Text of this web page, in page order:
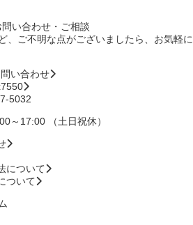
、ご不明な点がございましたら、お気軽に
い合わせ
5032
～17:00 （土日祝休）
について
ついて